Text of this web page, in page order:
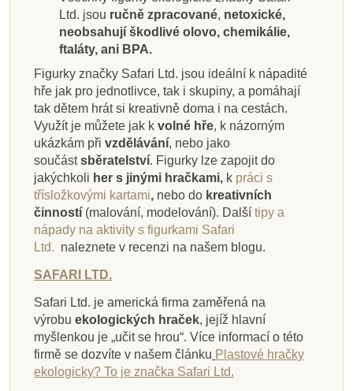
Zobrazit detail Přidat do košíku
Přidat do košíku Zobrazit detail
Přidat do košíku Přidat do košíku
Přidat do košíku Zobrazit detail
Ltd. jsou ručně zpracované, netoxické,
neobsahují škodlivé olovo, chemikálie,
ftaláty, ani BPA.
Figurky značky Safari Ltd. jsou ideální k nápadité
hře jak pro jednotlivce, tak i skupiny, a pomáhají
tak dětem hrát si kreativně doma i na cestách.
Využít je můžete jak k volné hře, k názorným
ukázkám při vzdělávání, nebo jako
součástsběratelství. Figurky lze zapojit do
jakýchkoli her s jinými hračkami, k práci s
třísložkovými kartami, nebo do kreativních
činností (malování, modelování). Další tipy a
nápady na aktivity s figurkami Safari
Ltd. naleznete v recenzi na našem blogu.
SAFARI LTD.
Safari Ltd. je americká firma zaměřená na
výrobu ekologických hraček, jejíž hlavní
myšlenkou je „učit se hrou“. Více informací o této
firmě se dozvíte v našem článku Plastové hračky
ekologicky? To je značka Safari Ltd.